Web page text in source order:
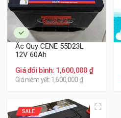
Ắc Quy CENE 55D23L
12V 60Ah
Giá đổi bình: 1,600,000 ₫
Giá niêm yết: 1,600,000 ₫
SALE